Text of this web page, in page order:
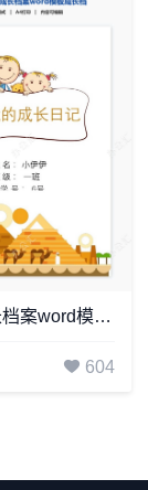
儿童成长档案word模板成长档案学生word成长手册(5)
604